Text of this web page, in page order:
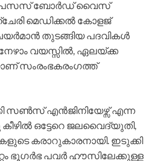
ബോർഡ് വൈസ്
മെഡിക്കൽ കോളജ്
തുടങ്ങിയ പദവികള്‍
വയസ്സിൽ, ഏലയ്ക്ക
സംരംഭകരംഗത്ത്
സൺസ് എൻജിനിയേഴ്സ് എന്ന
കീഴിൽ ഒട്ടേറെ ജലവൈദ്യുതി,
കരാറുകാരനായി. ഇടുക്കി
ഭൂഗർഭ പവർ ഹൗസിലേക്കുള്ള